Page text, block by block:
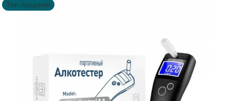
Топ продажів